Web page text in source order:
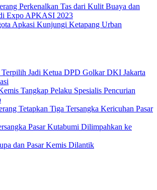
Perkenalkan Tas dari Kulit Buaya dan
Expo APKASI 2023
Apkasi Kunjungi Ketapang Urban
Jadi Ketua DPD Golkar DKI Jakarta
Tangkap Pelaku Spesialis Pencurian
Tetapkan Tiga Tersangka Kericuhan Pasar
Pasar Kutabumi Dilimpahkan ke
dan Pasar Kemis Dilantik